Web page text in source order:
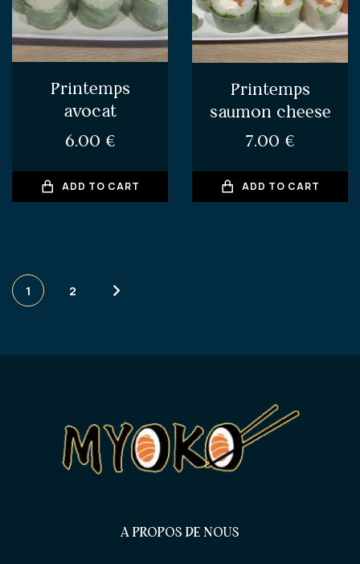
Printemps
avocat
6.00 €
ADD TO CART
Printemps
saumon cheese
7.00 €
ADD TO CART
1 2
A PROPOS DE NOUS